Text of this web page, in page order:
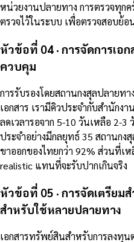
หน่วยงานปลายทาง การตรวจทุก
ตรวจไว้ในระบบ เพื่อตรวจสอบย้อ
หัวข้อที่ 04 · การจัดการเอ
ควบคุม
การรับรองโดยสถานกงสุลปลายท
เอกสาร เรามีคิวประจำกับสำนักง
ลดเวลารอจาก 5-10 วันเหลือ 2-3
ประจำอย่างมีกลยุทธ์ 35 สถานกง
ขาออกของไทยกว่า 92% ส่วนที่เ
realistic แทนที่จะรับปากเกินจริง
หัวข้อที่ 05 · การจัดเตรียม
สำหรับใช้หลายปลายทาง
เอกสารทรัพย์สินสำหรับการลงทุน